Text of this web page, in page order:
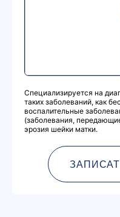
Специализируется на
таких заболеваний, как
воспалительные
(заболевания,
эрозия шейки матки.